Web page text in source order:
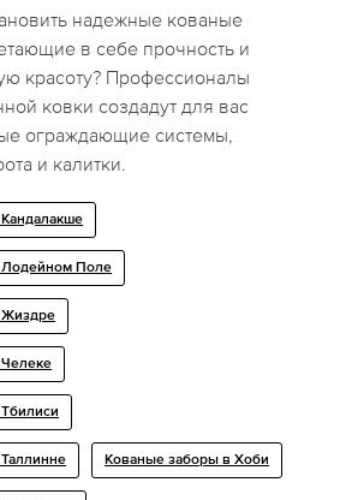
надежные кованые
в себе прочность и
красоту? Профессионалы
ковки создадут для вас
ограждающие системы,
и калитки.
Лодейном Поле
Жиздре
Кованые заборы в Хоби